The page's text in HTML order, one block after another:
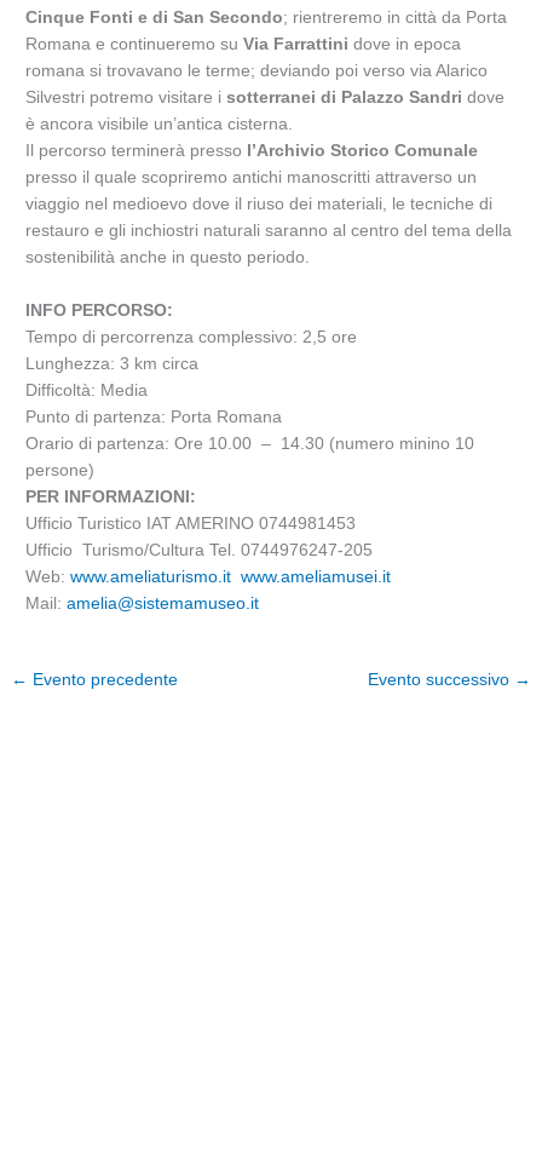
Cinque Fonti e di San Secondo; rientreremo in città da Porta
Romana e continueremo su Via Farrattinidove in epoca
romana si trovavano le terme; deviando poi verso via Alarico
Silvestri potremo visitare isotterranei di Palazzo Sandri dove
è ancora visibile un’antica cisterna.
Il percorso terminerà presso
l’Archivio Storico Comunale
presso il quale scopriremo antichi manoscritti attraverso un
viaggio nel medioevo dove il riuso dei materiali, le tecniche di
restauro e gli inchiostri naturali saranno al centro del tema della
sostenibilità anche in questo periodo.
INFO PERCORSO:
Tempo di percorrenza complessivo: 2,5 ore
Lunghezza: 3 km circa
Difficoltà: Media
Punto di partenza: Porta Romana
Orario di partenza: Ore 10.00 – 14.30 (numero minino 10
persone)
PER INFORMAZIONI:
Ufficio Turistico IAT AMERINO 0744981453
Ufficio Turismo/Cultura Tel. 0744976247-205
Web:www.ameliaturismo.it www.ameliamusei.it
Mail:amelia@sistemamuseo.it
← Evento precedente Evento successivo →